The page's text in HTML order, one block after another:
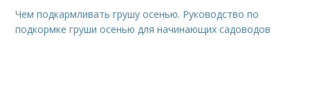
Чем подкармливать грушу осенью. Руководство по
подкормке груши осенью для начинающих садоводов